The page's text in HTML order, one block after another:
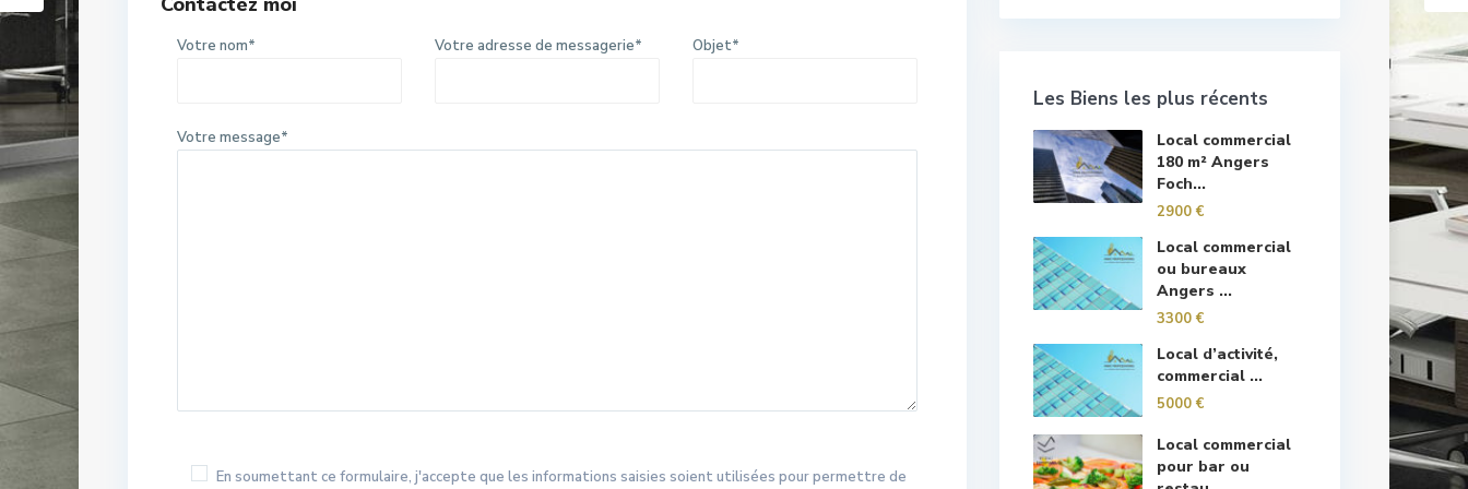
Votre nom* Votre adresse de messagerie* Objet*
Votre message*
En soumettant ce formulaire, j'accepte que les informations saisies soient utilisées pour permettre de
Les Biens les plus récents
Local commercial
180 m² Angers
Foch...
2900 €
Local commercial
ou bureaux
Angers ...
3300 €
Local d’activité,
commercial ...
5000 €
Local commercial
pour bar ou